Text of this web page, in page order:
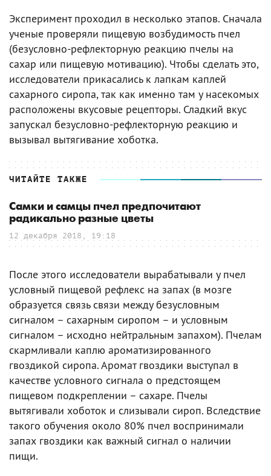
Эксперимент проходил в несколько этапов. Сначала
ученые проверяли пищевую возбудимость пчел
(безусловно-рефлекторную реакцию пчелы на
сахар или пищевую мотивацию). Чтобы сделать это,
исследователи прикасались к лапкам каплей
сахарного сиропа, так как именно там у насекомых
расположены вкусовые рецепторы. Сладкий вкус
запускал безусловно-рефлекторную реакцию и
вызывал вытягивание хоботка.
ЧИТАЙТЕ ТАКЖЕ
Самки и самцы пчел предпочитают
радикально разные цветы
12 декабря 2018, 19:18
После этого исследователи вырабатывали у пчел
условный пищевой рефлекс на запах (в мозге
образуется связь связи между безусловным
сигналом – сахарным сиропом – и условным
сигналом – исходно нейтральным запахом). Пчелам
скармливали каплю ароматизированного
гвоздикой сиропа. Аромат гвоздики выступал в
качестве условного сигнала о предстоящем
пищевом подкреплении – сахаре. Пчелы
вытягивали хоботок и слизывали сироп. Вследствие
такого обучения около 80% пчел воспринимали
запах гвоздики как важный сигнал о наличии
пищи.